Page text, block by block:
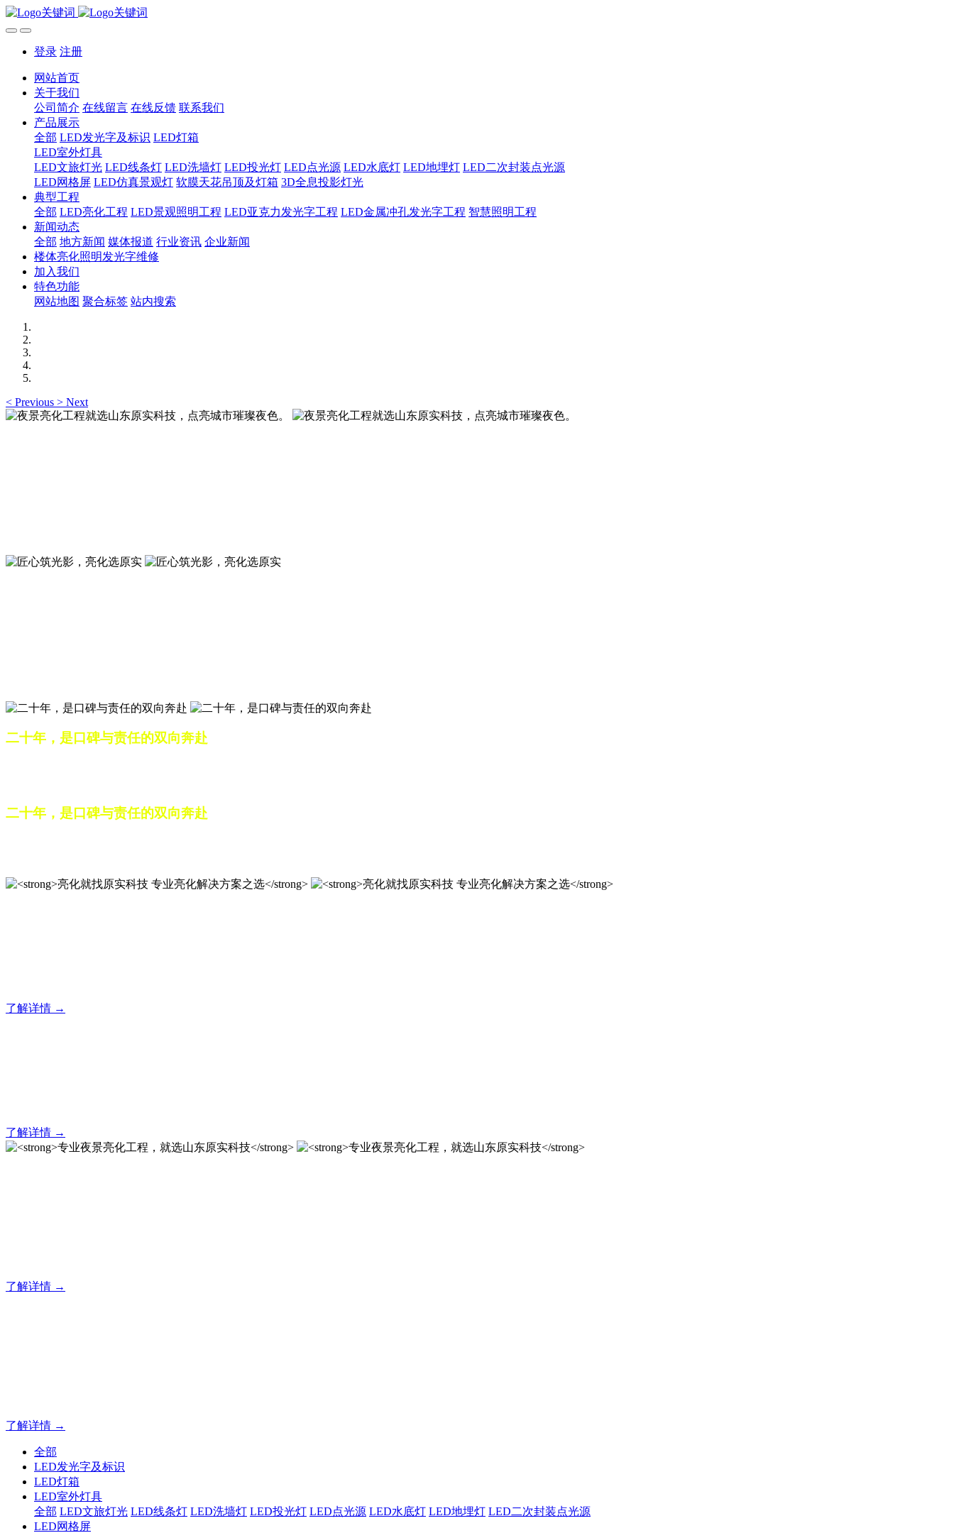
登录 注册
网站首页
关于我们
公司简介 在线留言 在线反馈 联系我们
产品展示
全部 LED发光字及标识 LED灯箱
LED室外灯具
LED文旅灯光 LED线条灯 LED洗墙灯 LED投光灯 LED点光源 LED水底灯 LED地埋灯 LED二次封装点光源
LED网格屏 LED仿真景观灯 软膜天花吊顶及灯箱 3D全息投影灯光
典型工程
全部 LED亮化工程 LED景观照明工程 LED亚克力发光字工程 LED金属冲孔发光字工程 智慧照明工程
新闻动态
全部 地方新闻 媒体报道 行业资讯 企业新闻
楼体亮化照明发光字维修
加入我们
特色功能
网站地图 聚合标签 站内搜索
< Previous > Next
二十年，是口碑与责任的双向奔赴
二十年，是口碑与责任的双向奔赴
了解详情 →
了解详情 →
了解详情 →
了解详情 →
全部
LED发光字及标识
LED灯箱
LED室外灯具
全部 LED文旅灯光 LED线条灯 LED洗墙灯 LED投光灯 LED点光源 LED水底灯 LED地埋灯 LED二次封装点光源
LED网格屏